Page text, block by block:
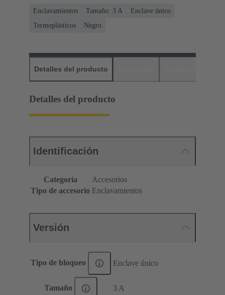
Enclavamientos Tamaño: 3 A
Enclave único
Termoplásticos
Negro
Detalles del producto
Detalles del producto
Identificación
Categoría
Accesorios
Tipo de accesorio Enclavamientos
Versión
Tipo de bloqueo Enclave único
Tamaño 3 A